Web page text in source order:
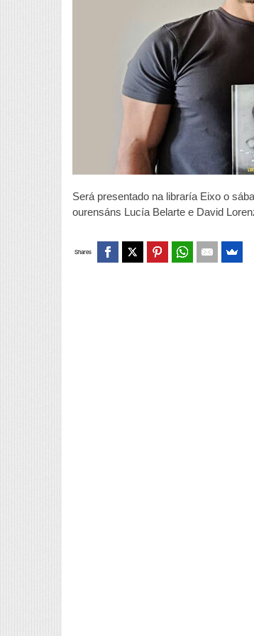
Será presentado na libraría Eixo o
ourensáns Lucía Belarte e David
Shares